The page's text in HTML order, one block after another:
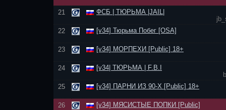
21
ФСБ | ТЮРЬМА |JAIL|
22
[v34] Тюрьма Побег [OSA]
23 [v34] МОРПЕХИ [Public] 18+
24
[v34| ТЮРЬМА | F.B.I
25
[v34] ПАРНИ ИЗ 90-Х [Public] 18+
26 [v34] МЯСИСТЫЕ ПОПКИ [Public]